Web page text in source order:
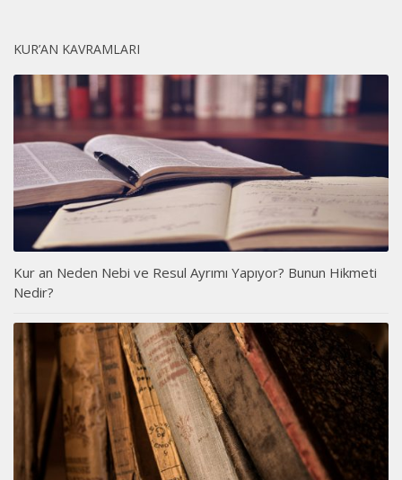
KUR’AN KAVRAMLARI
Kur an Neden Nebi ve Resul Ayrımı Yapıyor? Bunun Hikmeti
Nedir?